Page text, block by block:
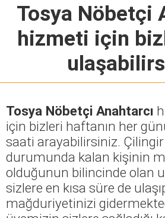
Tosya Nöbetçi
hizmeti için
Tosya Nöbetçi Anahtarcı
için bizleri haftanın her
saati arayabilirsiniz.
durumunda kalan kişinin
olduğunun bilincinde olan
sizlere en kısa süre de
mağduriyetinizi